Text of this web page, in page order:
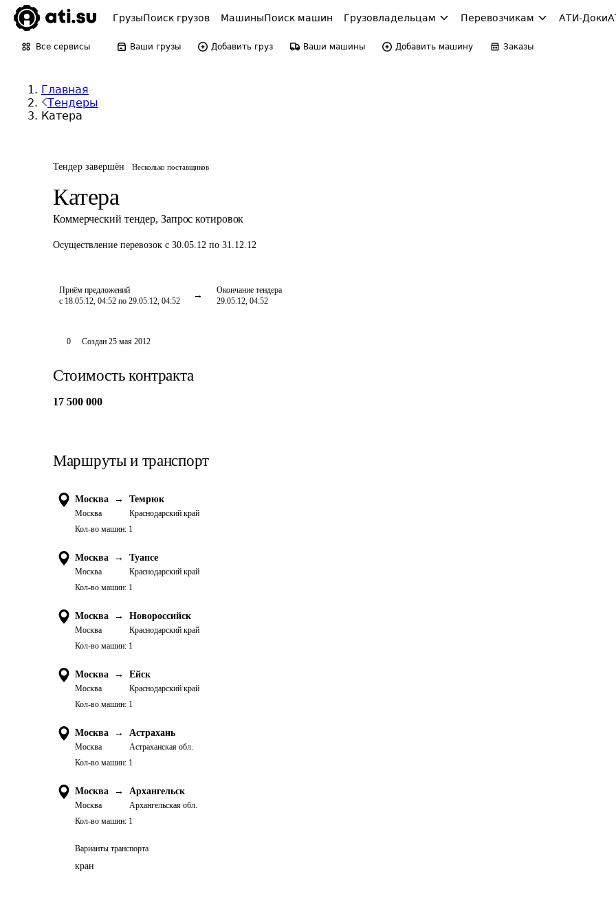
ГрузыПоиск грузов МашиныПоиск машин Грузовладельцам Перевозчикам АТИ-Доки
Все сервисы Ваши грузы Добавить груз Ваши машины Добавить машину Заказы
Главная
Тендеры
Катера
Тендер завершён Несколько поставщиков
Катера
Коммерческий тендер, Запрос котировок
Осуществление перевозок с 30.05.12 по 31.12.12
Приём предложений
с 18.05.12, 04:52 по 29.05.12, 04:52
Окончание тендера
29.05.12, 04:52
0 Создан 25 мая 2012
Стоимость контракта
17 500 000
Маршруты и транспорт
Москва →
Москва
Темрюк
Краснодарский край
Кол-во машин: 1
Москва →
Москва
Туапсе
Краснодарский край
Кол-во машин: 1
Москва →
Москва
Новороссийск
Краснодарский край
Кол-во машин: 1
Москва →
Москва
Ейск
Краснодарский край
Кол-во машин: 1
Москва →
Москва
Астрахань
Астраханская обл.
Кол-во машин: 1
Москва →
Москва
Архангельск
Архангельская обл.
Кол-во машин: 1
Варианты транспорта
кран